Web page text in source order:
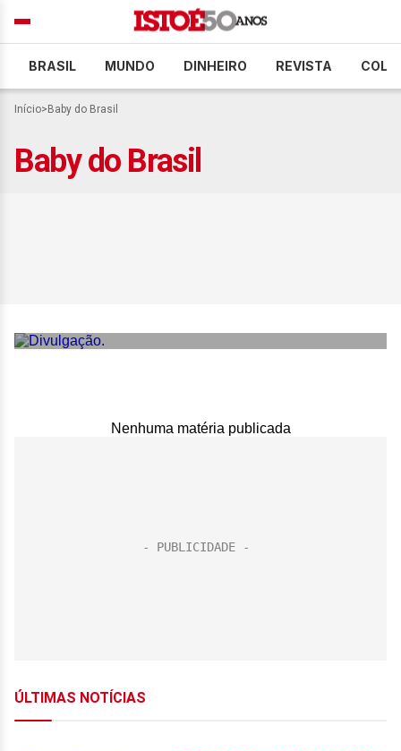
BRASIL MUNDO DINHEIRO REVISTA
Início> Baby do Brasil
Baby do Brasil
Nenhuma matéria publicada